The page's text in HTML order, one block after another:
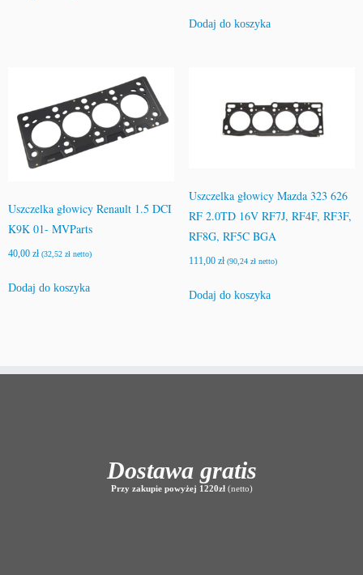
Dodaj do koszyka
Uszczelka głowicy Renault 1.5 DCI
K9K 01- MVParts
40,00 zł (32,52 zł netto)
Dodaj do koszyka
Uszczelka głowicy Mazda 323 626
RF 2.0TD 16V RF7J, RF4F, RF3F,
RF8G, RF5C BGA
111,00 zł (90,24 złnetto)
Dodaj do koszyka
Dostawa gratis
Przy zakupie powyżej 1220zł(netto)